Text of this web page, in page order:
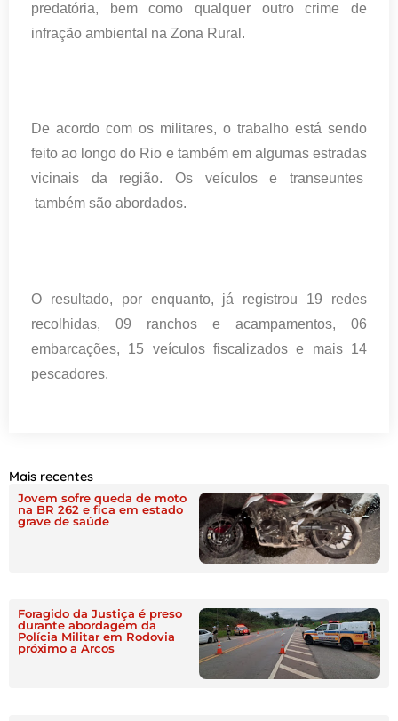
predatória, bem como qualquer outro crime de
infração ambiental na Zona Rural.
De acordo com os militares, o trabalho está sendo
feito ao longo do Rio e também em algumas estradas
vicinais da região. Os veículos e transeuntes
também são abordados.
O resultado, por enquanto, já registrou 19 redes
recolhidas, 09 ranchos e acampamentos, 06
embarcações, 15 veículos fiscalizados e mais 14
pescadores.
Mais recentes
Jovem sofre queda de moto
na BR 262 e fica em estado
grave de saúde
Foragido da Justiça é preso
durante abordagem da
Polícia Militar em Rodovia
próximo a Arcos